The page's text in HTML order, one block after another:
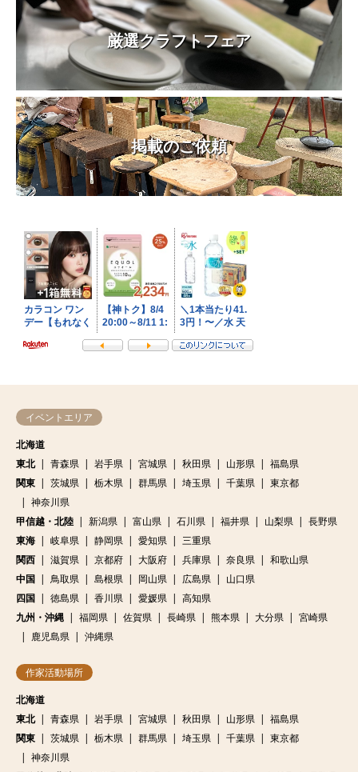
厳選クラフトフェア
掲載のご依頼
イベントエリア
北海道
東北
青森県 岩手県 宮城県 秋田県 山形県
福島県
関東
茨城県 栃木県 群馬県 埼玉県 千葉県
東京都
神奈川県
甲信越・北陸
新潟県 富山県 石川県 福井県 山梨県
長野県
東海
岐阜県 静岡県 愛知県
三重県
関西
滋賀県 京都府 大阪府 兵庫県 奈良県
和歌山県
中国
鳥取県 島根県 岡山県 広島県
山口県
四国
徳島県 香川県 愛媛県
高知県
九州・沖縄
福岡県 佐賀県 長崎県 熊本県 大分県
宮崎県
鹿児島県
沖縄県
作家活動場所
北海道
東北
青森県 岩手県 宮城県 秋田県 山形県
福島県
関東
茨城県 栃木県 群馬県 埼玉県 千葉県
東京都
神奈川県